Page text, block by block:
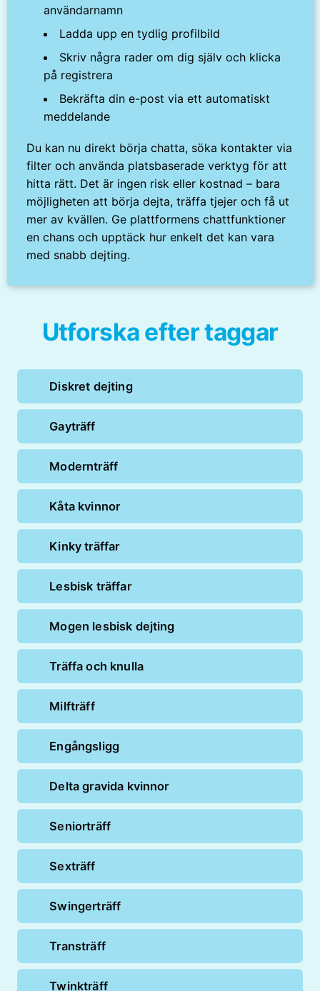
användarnamn
Ladda upp en tydlig profilbild
Skriv några rader om dig själv och klicka
på registrera
Bekräfta din e-post via ett automatiskt
meddelande
Du kan nu direkt börja chatta, söka kontakter via
filter och använda platsbaserade verktyg för att
hitta rätt. Det är ingen risk eller kostnad – bara
möjligheten att börja dejta, träffa tjejer och få ut
mer av kvällen. Ge plattformens chattfunktioner
en chans och upptäck hur enkelt det kan vara
med snabb dejting.
Utforska efter taggar
Diskret dejting
Gayträff
Modernträff
Kåta kvinnor
Kinky träffar
Lesbisk träffar
Mogen lesbisk dejting
Träffa och knulla
Milfträff
Engångsligg
Delta gravida kvinnor
Seniorträff
Sexträff
Swingerträff
Transträff
Twinkträff